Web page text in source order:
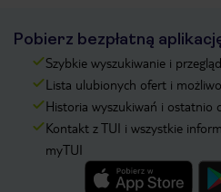
Pobierz bezpłatną
Szybkie wyszukiwanie i
Lista ulubionych ofert i
Historia wyszukiwań i ostatnio
Kontakt z TUI i wszystkie
myTUI